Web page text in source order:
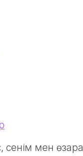
сенім мен өзара